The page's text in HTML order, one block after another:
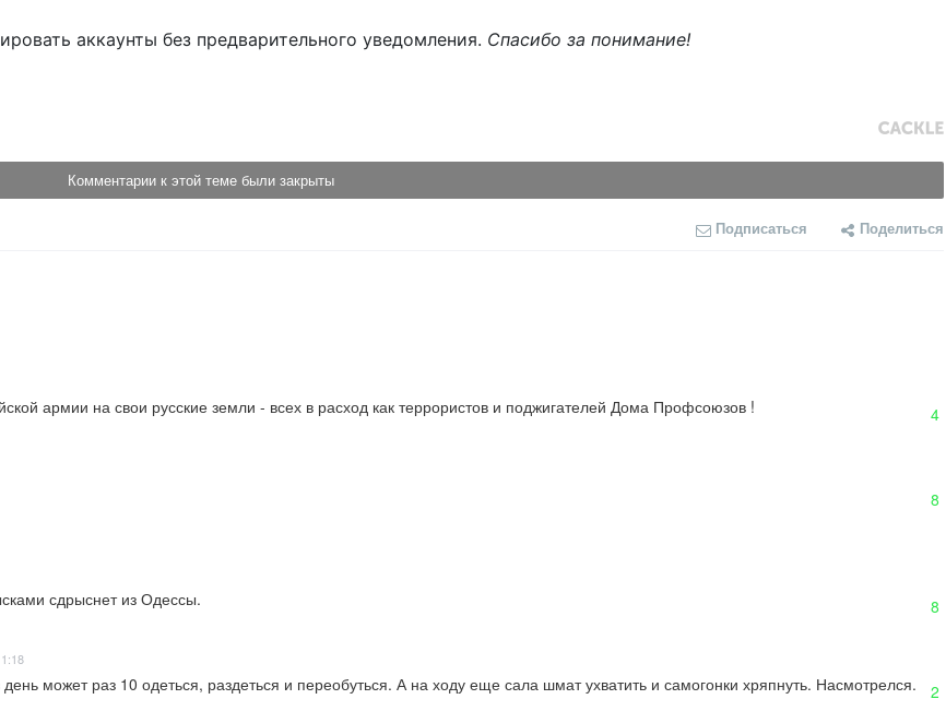
аккаунты без предварительного уведомления. Спасибо за понимание!
Комментарии к этой теме были закрыты
Подписаться Поделиться
армии на свои русские земли - всех в расход как террористов и поджигателей Дома Профсоюзов ! 4
8
сдрыснет из Одессы.
8
может раз 10 одеться, раздеться и переобуться. А на ходу еще сала шмат ухватить и самогонки хряпнуть. Насмотрелся. 2